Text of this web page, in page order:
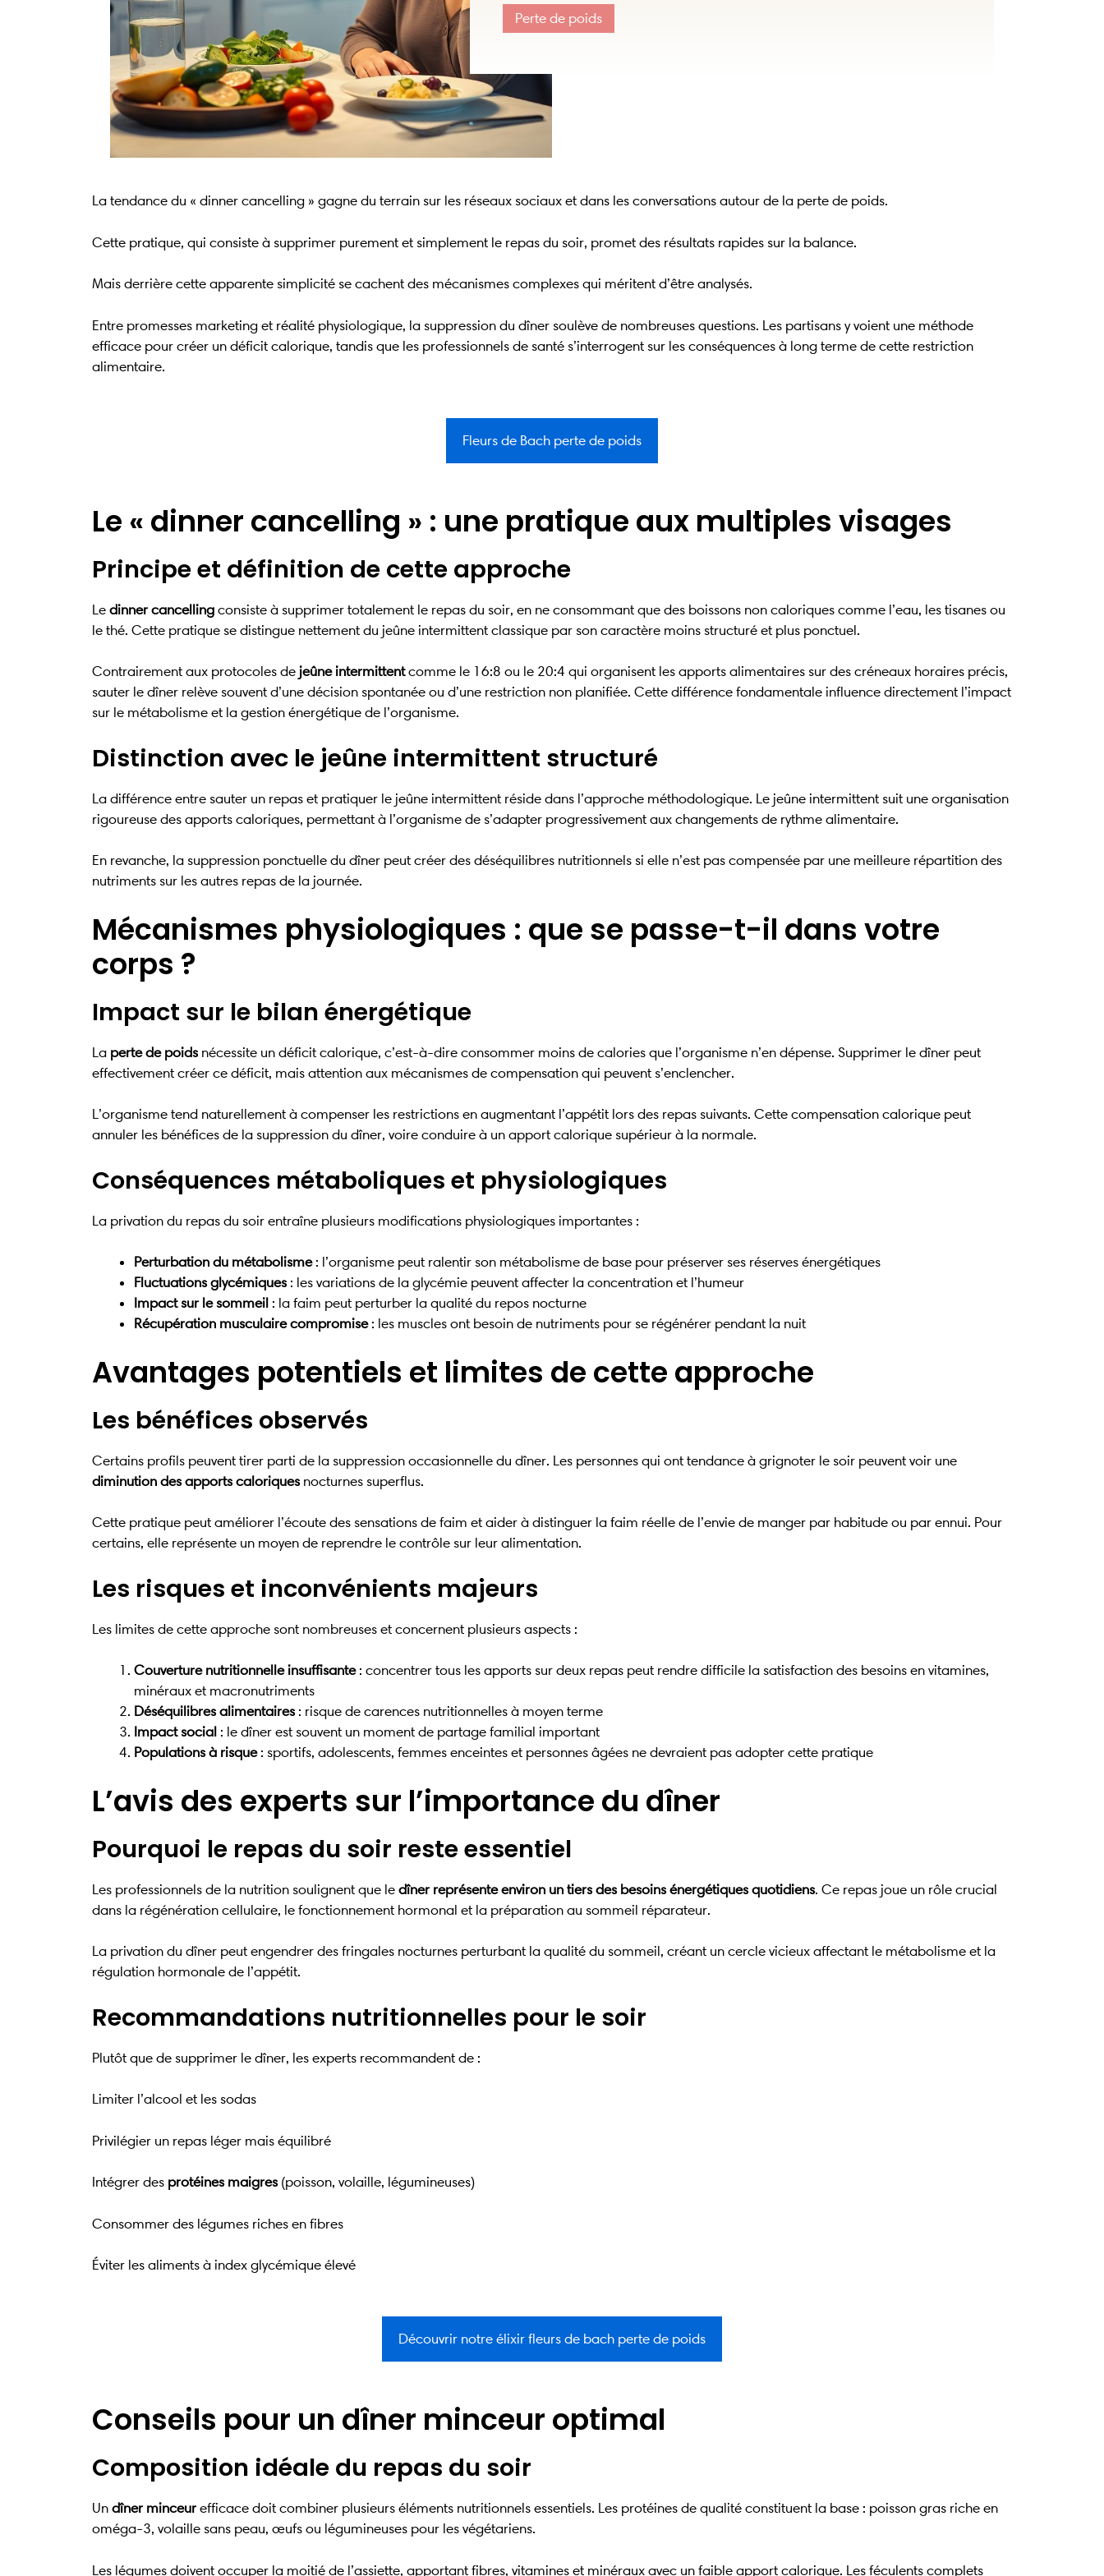
Perte de poids
La tendance du « dinner cancelling » gagne du terrain sur les réseaux sociaux et dans les conversations autour de la perte de poids.
Cette pratique, qui consiste à supprimer purement et simplement le repas du soir, promet des résultats rapides sur la balance.
Mais derrière cette apparente simplicité se cachent des mécanismes complexes qui méritent d’être analysés.
Entre promesses marketing et réalité physiologique, la suppression du dîner soulève de nombreuses questions. Les partisans y voient une méthode
efficace pour créer un déficit calorique, tandis que les professionnels de santé s’interrogent sur les conséquences à long terme de cette restriction
alimentaire.
Fleurs de Bach perte de poids
Le « dinner cancelling » : une pratique aux multiples visages
Principe et définition de cette approche
Le dinner cancelling consiste à supprimer totalement le repas du soir, en ne consommant que des boissons non caloriques comme l’eau, les tisanes ou
le thé. Cette pratique se distingue nettement du jeûne intermittent classique par son caractère moins structuré et plus ponctuel.
Contrairement aux protocoles de jeûne intermittentcomme le 16:8 ou le 20:4 qui organisent les apports alimentaires sur des créneaux horaires précis,
sauter le dîner relève souvent d’une décision spontanée ou d’une restriction non planifiée. Cette différence fondamentale influence directement l’impact
sur le métabolisme et la gestion énergétique de l’organisme.
Distinction avec le jeûne intermittent structuré
La différence entre sauter un repas et pratiquer le jeûne intermittent réside dans l’approche méthodologique. Le jeûne intermittent suit une organisation
rigoureuse des apports caloriques, permettant à l’organisme de s’adapter progressivement aux changements de rythme alimentaire.
En revanche, la suppression ponctuelle du dîner peut créer des déséquilibres nutritionnels si elle n’est pas compensée par une meilleure répartition des
nutriments sur les autres repas de la journée.
Mécanismes physiologiques : que se passe-t-il dans votre
corps ?
Impact sur le bilan énergétique
La perte de poidsnécessite un déficit calorique, c’est-à-dire consommer moins de calories que l’organisme n’en dépense. Supprimer le dîner peut
effectivement créer ce déficit, mais attention aux mécanismes de compensation qui peuvent s’enclencher.
L’organisme tend naturellement à compenser les restrictions en augmentant l’appétit lors des repas suivants. Cette compensation calorique peut
annuler les bénéfices de la suppression du dîner, voire conduire à un apport calorique supérieur à la normale.
Conséquences métaboliques et physiologiques
La privation du repas du soir entraîne plusieurs modifications physiologiques importantes :
Perturbation du métabolisme: l’organisme peut ralentir son métabolisme de base pour préserver ses réserves énergétiques
Fluctuations glycémiques: les variations de la glycémie peuvent affecter la concentration et l’humeur
Impact sur le sommeil : la faim peut perturber la qualité du repos nocturne
Récupération musculaire compromise: les muscles ont besoin de nutriments pour se régénérer pendant la nuit
Avantages potentiels et limites de cette approche
Les bénéfices observés
Certains profils peuvent tirer parti de la suppression occasionnelle du dîner. Les personnes qui ont tendance à grignoter le soir peuvent voir une
diminution des apports caloriquesnocturnes superflus.
Cette pratique peut améliorer l’écoute des sensations de faim et aider à distinguer la faim réelle de l’envie de manger par habitude ou par ennui. Pour
certains, elle représente un moyen de reprendre le contrôle sur leur alimentation.
Les risques et inconvénients majeurs
Les limites de cette approche sont nombreuses et concernent plusieurs aspects :
Couverture nutritionnelle insuffisante: concentrer tous les apports sur deux repas peut rendre difficile la satisfaction des besoins en vitamines,
minéraux et macronutriments
Déséquilibres alimentaires: risque de carences nutritionnelles à moyen terme
Impact social : le dîner est souvent un moment de partage familial important
Populations à risque: sportifs, adolescents, femmes enceintes et personnes âgées ne devraient pas adopter cette pratique
L’avis des experts sur l’importance du dîner
Pourquoi le repas du soir reste essentiel
Les professionnels de la nutrition soulignent que le dîner représente environ un tiers des besoins énergétiques quotidiens. Ce repas joue un rôle crucial
dans la régénération cellulaire, le fonctionnement hormonal et la préparation au sommeil réparateur.
La privation du dîner peut engendrer des fringales nocturnes perturbant la qualité du sommeil, créant un cercle vicieux affectant le métabolisme et la
régulation hormonale de l’appétit.
Recommandations nutritionnelles pour le soir
Plutôt que de supprimer le dîner, les experts recommandent de :
Limiter l’alcool et les sodas
Privilégier un repas léger mais équilibré
Intégrer des protéines maigres(poisson, volaille, légumineuses)
Consommer des légumes riches en fibres
Éviter les aliments à index glycémique élevé
Découvrir notre élixir fleurs de bach perte de poids
Conseils pour un dîner minceur optimal
Composition idéale du repas du soir
Un dîner minceur efficace doit combiner plusieurs éléments nutritionnels essentiels. Les protéines de qualité constituent la base : poisson gras riche en
oméga-3, volaille sans peau, œufs ou légumineuses pour les végétariens.
Les légumes doivent occuper la moitié de l’assiette, apportant fibres, vitamines et minéraux avec un faible apport calorique. Les féculents complets